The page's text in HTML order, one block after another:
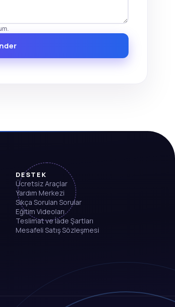
DESTEK
Ücretsiz Araçlar
Yardım Merkezi
Sıkça Sorulan Sorular
Eğitim Videoları
Teslimat ve İade Şartları
Mesafeli Satış Sözleşmesi